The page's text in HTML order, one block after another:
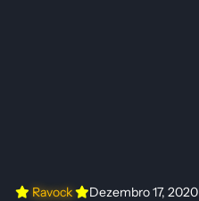
Ravock Dezembro 17, 2020